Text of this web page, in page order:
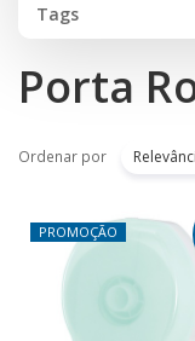
Tags
Porta
Ordenar por
PROMOÇÃO